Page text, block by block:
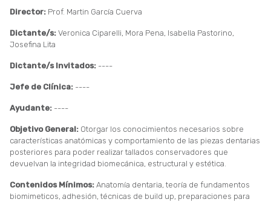
Director: Prof. Martin García Cuerva
Dictante/s: Veronica Ciparelli, Mora Pena, Isabella Pastorino,
Josefina Lita
Dictante/s Invitados: ----
Jefe de Clínica: ----
Ayudante: ----
Objetivo General: Otorgar los conocimientos necesarios sobre
características anatómicas y comportamiento de las piezas dentarias
posteriores para poder realizar tallados conservadores que
devuelvan la integridad biomecánica, estructural y estética.
Contenidos Mínimos: Anatomía dentaria, teoría de fundamentos
biomimeticos, adhesión, técnicas de build up, preparaciones para